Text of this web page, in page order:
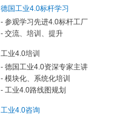
德国工业4.0标杆学习
- 参观学习先进4.0标杆工厂
- 交流、培训、提升
工业4.0培训
- 德国工业4.0资深专家主讲
- 模块化、系统化培训
- 工业4.0路线图规划
工业4.0咨询